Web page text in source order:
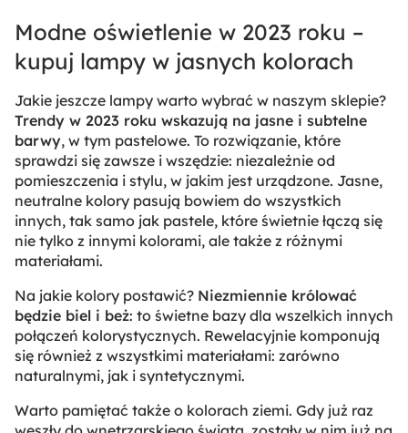
Modne oświetlenie w 2023 roku –
kupuj lampy w jasnych kolorach
Jakie jeszcze lampy warto wybrać w naszym sklepie?
Trendy w 2023 roku wskazują na jasne i subtelne
barwy, w tym pastelowe. To rozwiązanie, które
sprawdzi się zawsze i wszędzie: niezależnie od
pomieszczenia i stylu, w jakim jest urządzone. Jasne,
neutralne kolory pasują bowiem do wszystkich
innych, tak samo jak pastele, które świetnie łączą się
nie tylko z innymi kolorami, ale także z różnymi
materiałami.
Na jakie kolory postawić? Niezmiennie królować
będzie biel i beż: to świetne bazy dla wszelkich innych
połączeń kolorystycznych. Rewelacyjnie komponują
się również z wszystkimi materiałami: zarówno
naturalnymi, jak i syntetycznymi.
Warto pamiętać także o kolorach ziemi. Gdy już raz